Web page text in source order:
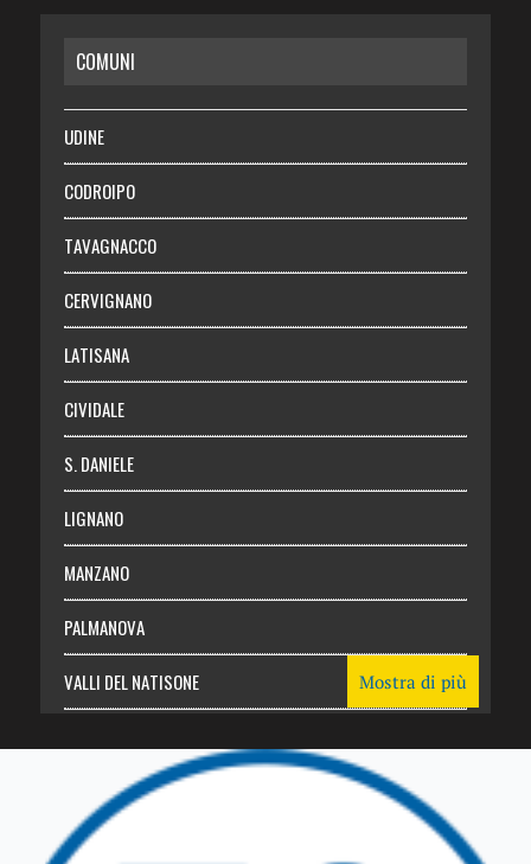
RISPARMIO
SALUTE
Necrologie
Chi siamo
Abbonati
Login
COMUNI
UDINE
CODROIPO
TAVAGNACCO
CERVIGNANO
LATISANA
CIVIDALE
S. DANIELE
LIGNANO
MANZANO
PALMANOVA
VALLI DEL NATISONE
TRICESIMO
TARCENTO
Mostra di più